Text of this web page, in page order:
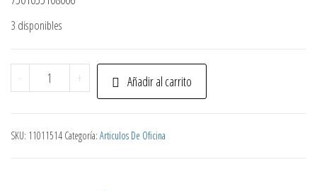
3 disponibles
-
Notitas
Memotip
Pastel
+ Añadir al carrito
SKU: 11011514 Categoría: Articulos De Oficina